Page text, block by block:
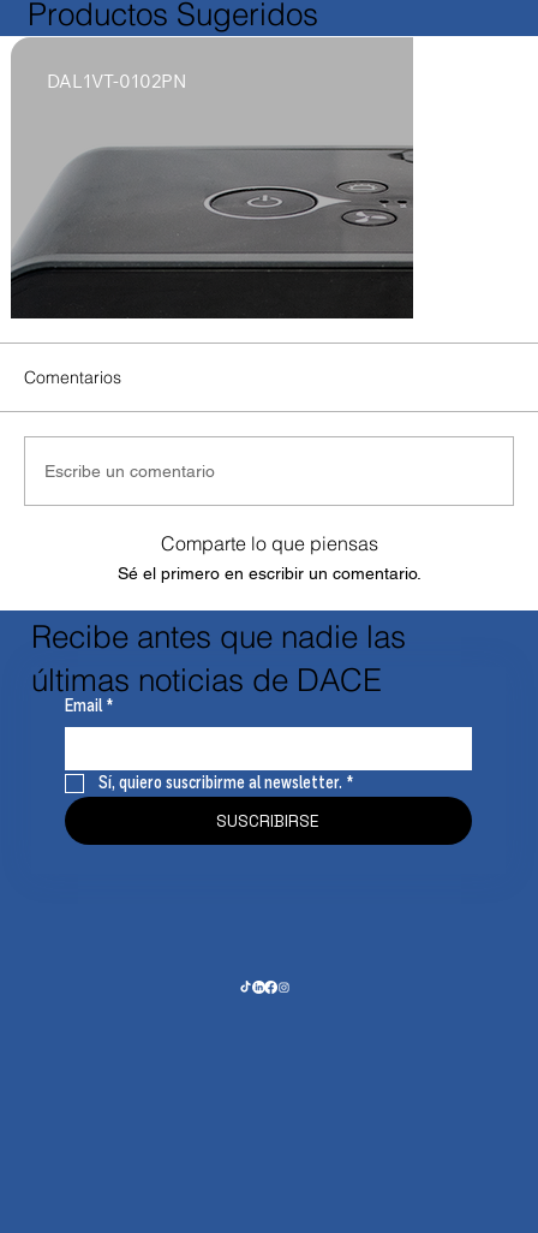
Productos Sugeridos
DAL1VT-0102PN
Comentarios
Escribe un comentario
Comparte lo que piensas
Sé el primero en escribir un comentario.
Recibe antes que nadie las
últimas noticias de DACE
Email *
Sí, quiero suscribirme al newsletter. *
SUSCRIBIRSE